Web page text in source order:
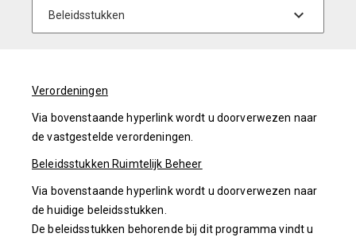
Verordeningen
Via bovenstaande hyperlink wordt u doorverwezen naar
de vastgestelde verordeningen.
Beleidsstukken Ruimtelijk Beheer
Via bovenstaande hyperlink wordt u doorverwezen naar
de huidige beleidsstukken.
De beleidsstukken behorende bij dit programma vindt u